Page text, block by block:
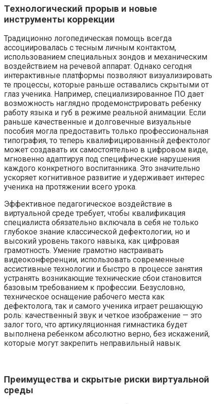
Технологический прорыв и новые
инструменты коррекции
Традиционно логопедическая помощь всегда
ассоциировалась с тесным личным контактом,
использованием специальных зондов и механическим
воздействием на речевой аппарат. Однако сегодня
интерактивные платформы позволяют визуализировать
те процессы, которые раньше оставались скрытыми от
глаз ученика. Например, специализированное ПО дает
возможность наглядно продемонстрировать ребенку
работу языка и губ в режиме реальной анимации. Если
раньше качественные и долговечные визуальные
пособия могла предоставить только профессиональная
типография, то теперь квалифицированный дефектолог
может создавать их самостоятельно в цифровом виде,
мгновенно адаптируя под специфические нарушения
каждого конкретного воспитанника. Это значительно
ускоряет когнитивное развитие и удерживает интерес
ученика на протяжении всего урока.
Эффективное педагогическое воздействие в
виртуальной среде требует, чтобы квалификация
специалиста обязательно включала в себя не только
глубокое знание классической дефектологии, но и
высокий уровень такого навыка, как цифровая
грамотность. Умение грамотно настраивать
видеоконференции, использовать современные
ассистивные технологии и быстро в процессе занятия
устранять возникающие технические сбои становится
базовым требованием к профессии. Безусловно,
техническое оснащение рабочего места как
дефектолога, так и самого ученика играет решающую
роль: качественный звук и четкое изображение — это
залог того, что артикуляционная гимнастика будет
выполнена ребенком абсолютно верно, без искажений,
которые могут закрепить неправильный навык.
Преимущества и скрытые риски виртуальной
среды